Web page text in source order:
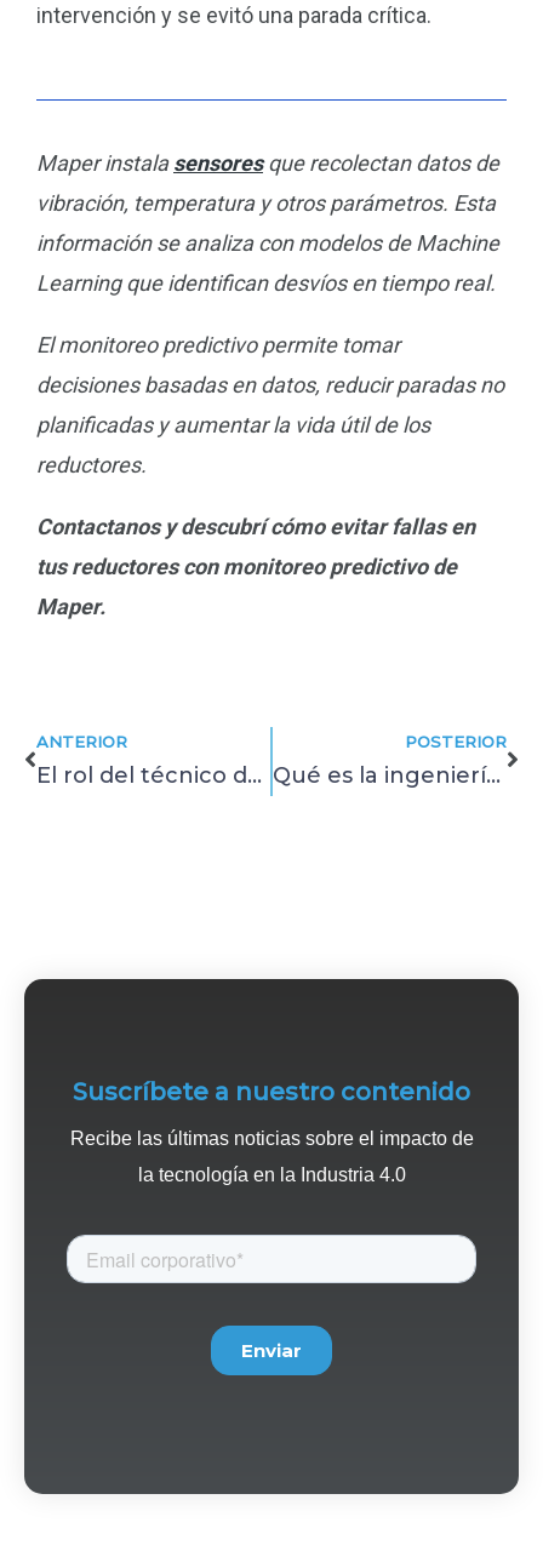
intervención y se evitó una parada crítica.
Maper instalasensoresque recolectan datos de
vibración, temperatura y otros parámetros. Esta
información se analiza con modelos de Machine
Learning que identifican desvíos en tiempo real.
El monitoreo predictivo permite tomar
decisiones basadas en datos, reducir paradas no
planificadas y aumentar la vida útil de los
reductores.
Contactanos y descubrí cómo evitar fallas en
tus reductores con monitoreo predictivo de
Maper.
ANTERIOR
El rol del técnico de mantenimiento y su impacto en la eficiencia operativa
POSTERIOR
Qué es la ingeniería de confiabilidad y cómo implementarla
Suscríbete a nuestro contenido
Recibe las últimas noticias sobre el impacto de
la tecnología en la Industria 4.0